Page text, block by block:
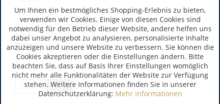
11,50 €vorher14,50 € *
inkl. MwSt.
0.75 Liter(15,33 € / 1 Liter)
Art.-Nr.:
5033
Verfügbar
Um Ihnen ein bestmögliches Shopping-Erlebnis zu bieten,
verwenden wir Cookies. Einige von diesen Cookies sind
notwendig für den Betrieb dieser Website, andere helfen uns
dabei unser Angebot zu analysieren, personalisierte Inhalte
anzuzeigen und unsere Website zu verbessern. Sie können die
Cookies akzeptieren oder die Einstellungen ändern. Bitte
beachten Sie, dass auf Basis Ihrer Einstellungen womöglich
nicht mehr alle Funktionalitäten der Website zur Verfügung
stehen. Weitere Informationen finden Sie in unserer
Datenschutzerklärung: Mehr Informationen